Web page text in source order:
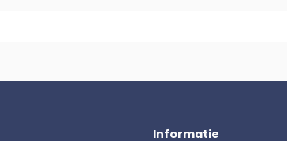
Informatie